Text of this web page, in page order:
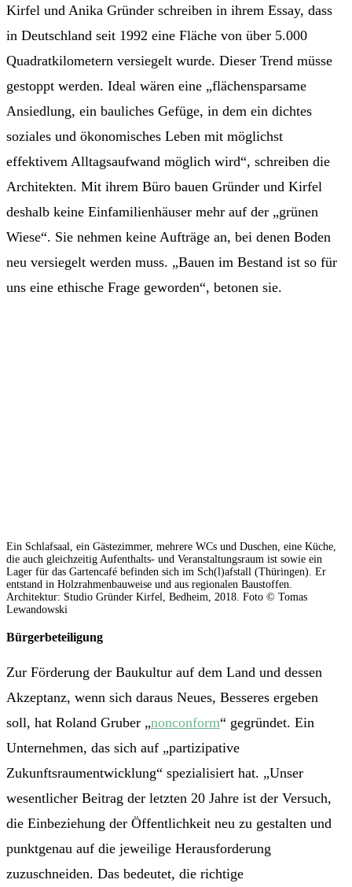
Kirfel und Anika Gründer schreiben in ihrem Essay, dass
in Deutschland seit 1992 eine Fläche von über 5.000
Quadratkilometern versiegelt wurde. Dieser Trend müsse
gestoppt werden. Ideal wären eine „flächensparsame
Ansiedlung, ein bauliches Gefüge, in dem ein dichtes
soziales und ökonomisches Leben mit möglichst
effektivem Alltagsaufwand möglich wird“, schreiben die
Architekten. Mit ihrem Büro bauen Gründer und Kirfel
deshalb keine Einfamilienhäuser mehr auf der „grünen
Wiese“. Sie nehmen keine Aufträge an, bei denen Boden
neu versiegelt werden muss. „Bauen im Bestand ist so für
uns eine ethische Frage geworden“, betonen sie.
Ein Schlafsaal, ein Gästezimmer, mehrere WCs und Duschen, eine Küche,
die auch gleichzeitig Aufenthalts- und Veranstaltungsraum ist sowie ein
Lager für das Gartencafé befinden sich im Sch(l)afstall (Thüringen). Er
entstand in Holzrahmenbauweise und aus regionalen Baustoffen.
Architektur: Studio Gründer Kirfel, Bedheim, 2018. Foto © Tomas
Lewandowski
Bürgerbeteiligung
Zur Förderung der Baukultur auf dem Land und dessen
Akzeptanz, wenn sich daraus Neues, Besseres ergeben
soll, hat Roland Gruber „nonconform“ gegründet. Ein
Unternehmen, das sich auf „partizipative
Zukunftsraumentwicklung“ spezialisiert hat. „Unser
wesentlicher Beitrag der letzten 20 Jahre ist der Versuch,
die Einbeziehung der Öffentlichkeit neu zu gestalten und
punktgenau auf die jeweilige Herausforderung
zuzuschneiden. Das bedeutet, die richtige